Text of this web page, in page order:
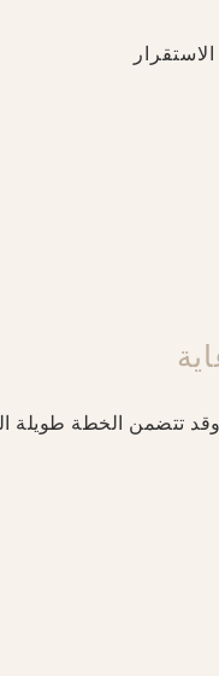
وقد تتضمن الخطة طويلة